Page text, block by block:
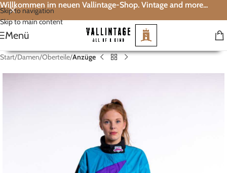
Skip to navigation
Skip to main content
Willkommen im neuen Vallintage-Shop. Vintage and more...
Menü
Start Damen Oberteile Anzüge